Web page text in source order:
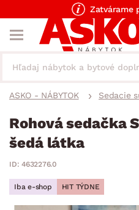
Zatvárame
ASKO - NÁBYTOK Sedacie
Rohová sedačka
šedá látka
ID: 4632276.0
Iba e-shop HIT TÝDNE